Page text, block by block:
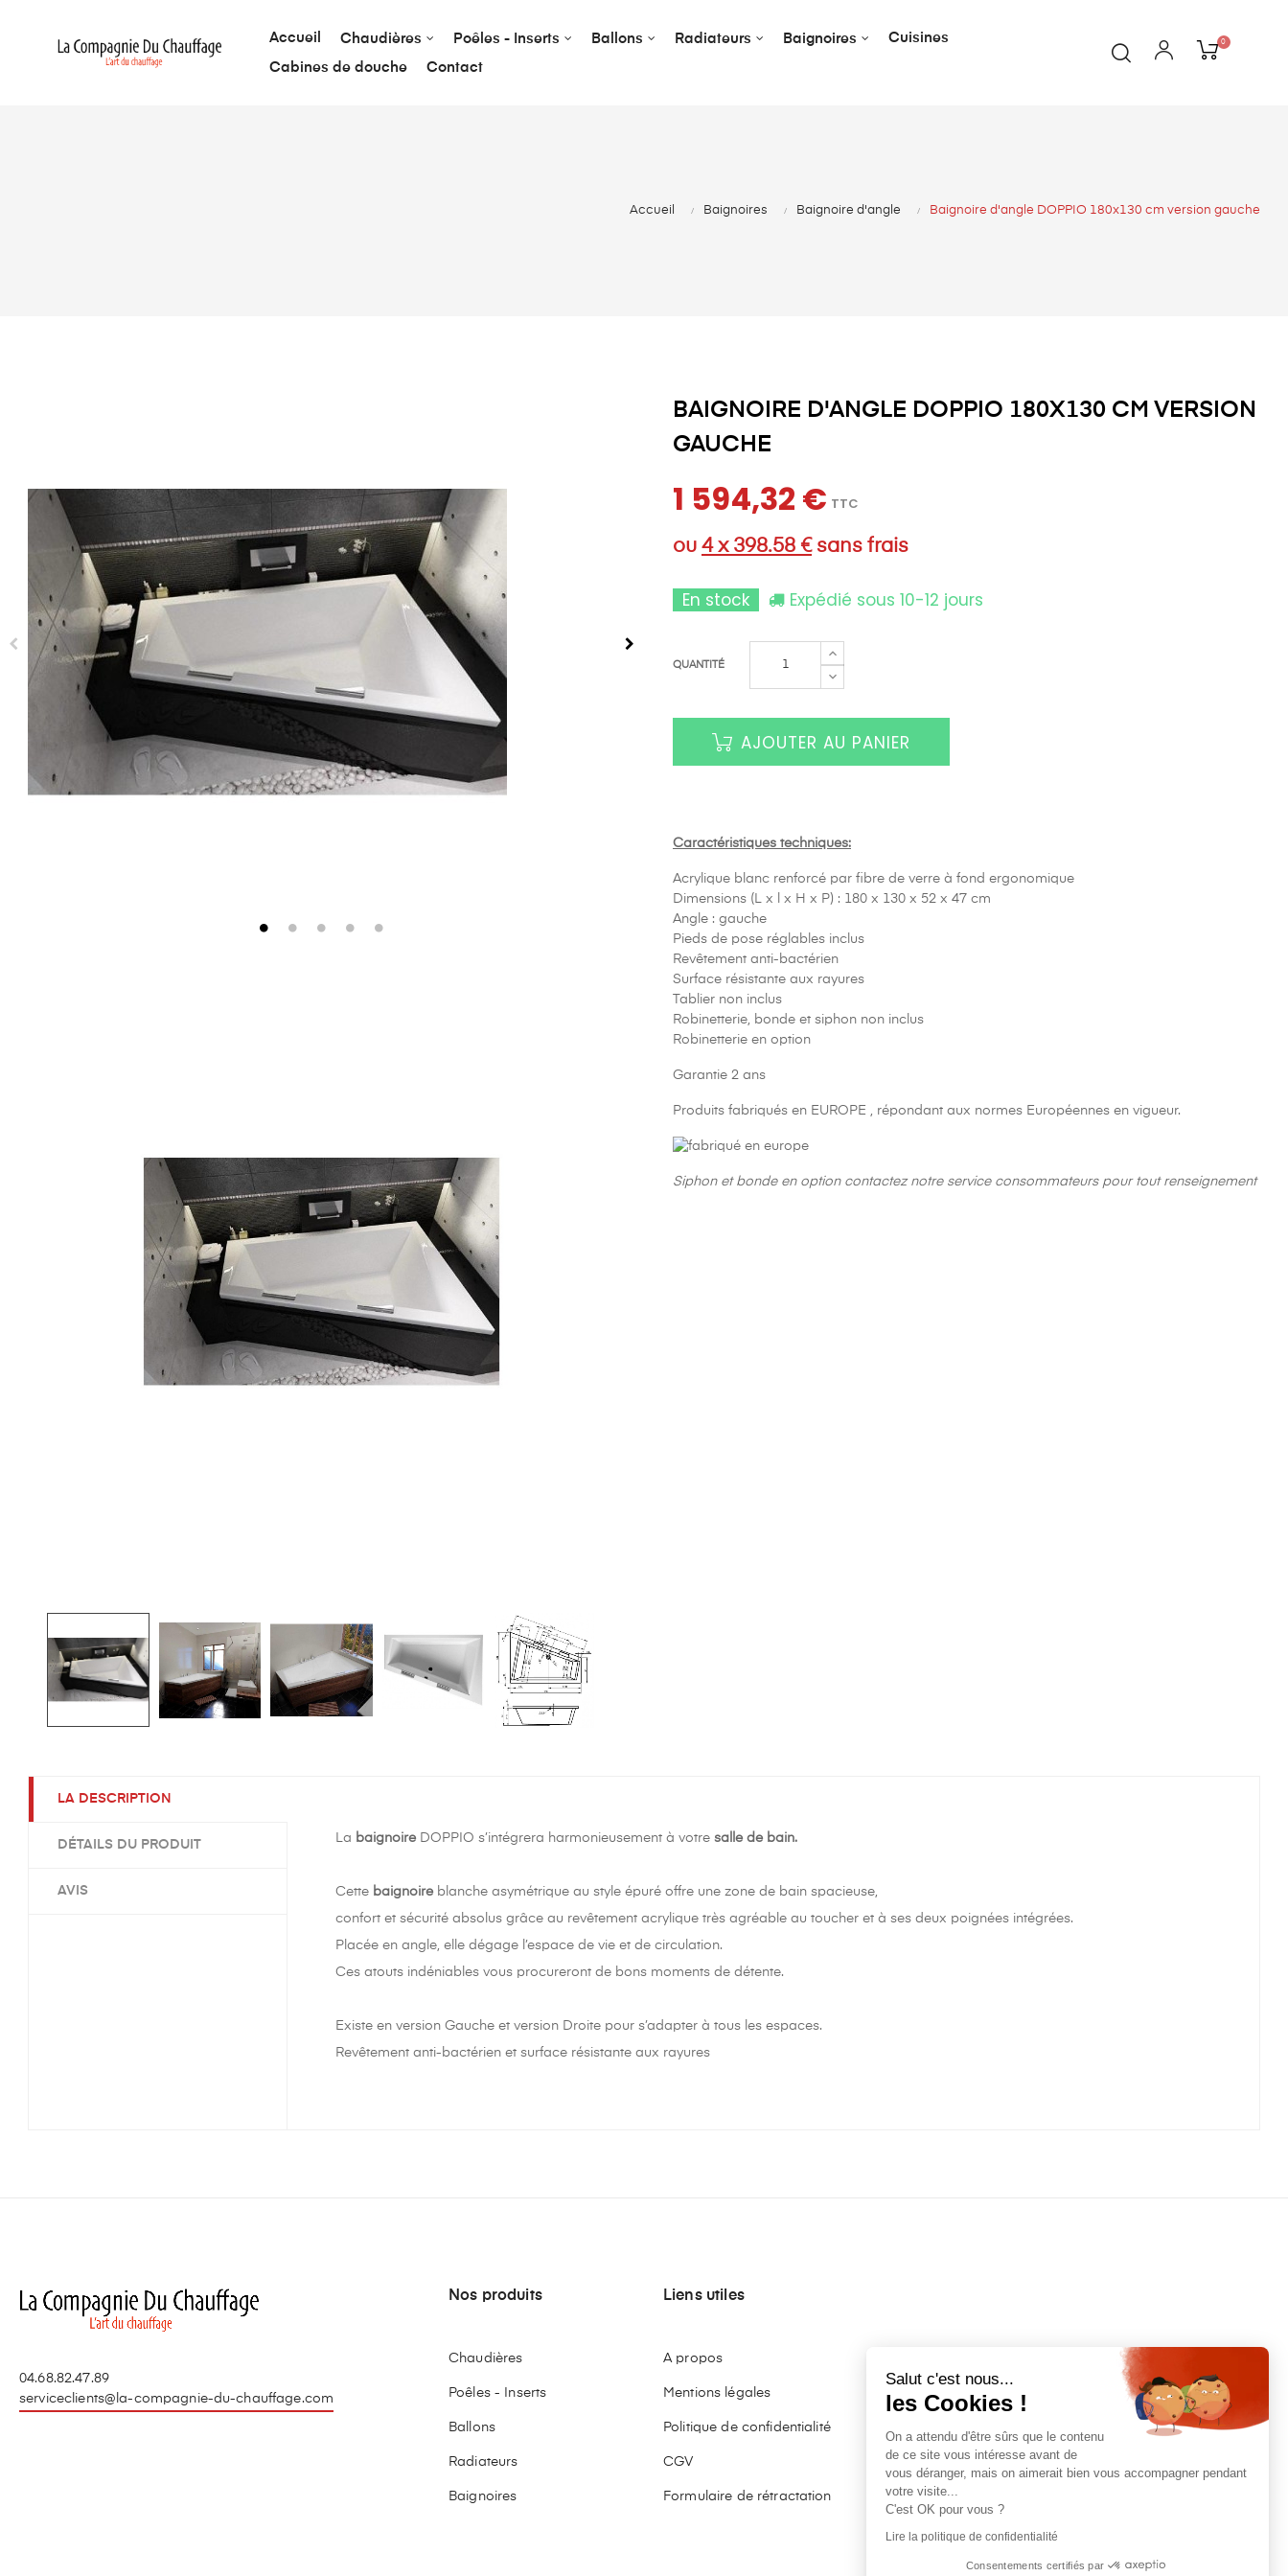
Accueil Chaudières Poêles - Inserts Ballons Radiateurs Baignoires Cuisines
Cabines de douche Contact
0
Accueil Baignoires Baignoire d'angle Baignoire d'angle DOPPIO 180x130 cm version gauche
BAIGNOIRE D'ANGLE DOPPIO 180X130 CM VERSION
GAUCHE
1 594,32 € TTC
ou 4 x 398.58 €sans frais
En stock Expédié sous 10-12 jours
QUANTITÉ
AJOUTER AU PANIER
Caractéristiques techniques:
Acrylique blanc renforcé par fibre de verre à fond ergonomique
Dimensions (L x l x H x P) : 180 x 130 x 52 x 47 cm
Angle : gauche
Pieds de pose réglables inclus
Revêtement anti-bactérien
Surface résistante aux rayures
Tablier non inclus
Robinetterie, bonde et siphon non inclus
Robinetterie en option
Garantie 2 ans
Produits fabriqués en EUROPE , répondant aux normes Européennes en vigueur.
Siphon et bonde en option contactez notre service consommateurs pour tout renseignement
LA DESCRIPTION
DÉTAILS DU PRODUIT
AVIS
La baignoireDOPPIO s’intégrera harmonieusement à votre salle de bain.
Cette baignoireblanche asymétrique au style épuré offre une zone de bain spacieuse,
confort et sécurité absolus grâce au revêtement acrylique très agréable au toucher et à ses deux poignées intégrées.
Placée en angle, elle dégage l’espace de vie et de circulation.
Ces atouts indéniables vous procureront de bons moments de détente.
Existe en version Gauche et version Droite pour s’adapter à tous les espaces.
Revêtement anti-bactérien et surface résistante aux rayures
04.68.82.47.89
serviceclients@la-compagnie-du-chauffage.com
Nos produits
Chaudières
Poêles - Inserts
Ballons
Radiateurs
Baignoires
Liens utiles
A propos
Mentions légales
Politique de confidentialité
CGV
Formulaire de rétractation
Salut c'est nous...
les Cookies !
On a attendu d'être sûrs que le contenu
de ce site vous intéresse avant de
vous déranger, mais on aimerait bien vous accompagner pendant
votre visite...
C'est OK pour vous ?
Lire la politique de confidentialité
Consentements certifiés par